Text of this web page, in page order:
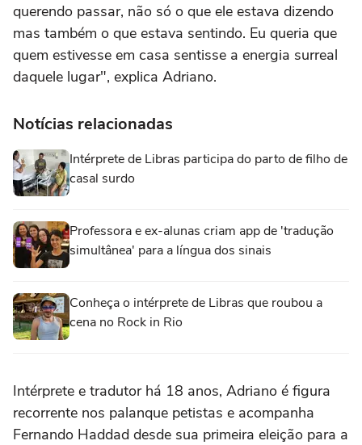
querendo passar, não só o que ele estava dizendo
mas também o que estava sentindo. Eu queria que
quem estivesse em casa sentisse a energia surreal
daquele lugar", explica Adriano.
Notícias relacionadas
Intérprete de Libras participa do parto de filho de
casal surdo
Professora e ex-alunas criam app de 'tradução
simultânea' para a língua dos sinais
Conheça o intérprete de Libras que roubou a
cena no Rock in Rio
Intérprete e tradutor há 18 anos, Adriano é figura
recorrente nos palanque petistas e acompanha
Fernando Haddad desde sua primeira eleição para a